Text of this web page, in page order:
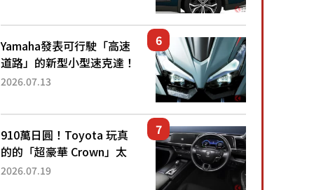
眼！ 配備豐富、超越售價
水準，堪稱高CP值代表的
「...
Yamaha發表可行駛「高速
道路」的新型小型速克達！
搭載能享受超強勁「渦輪
高階「Super Sport」車款
相同的...
2026.07.13
910萬日圓！Toyota 玩真
的的「超豪華 Crown」太
厲害了！採用由「匠人技
2026.07.19